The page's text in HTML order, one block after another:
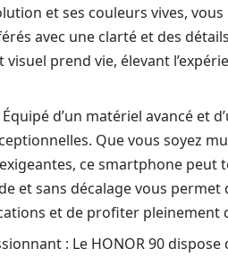
et ses couleurs vives,
avec une clarté et des
prend vie, élevant
d’un matériel avancé et
Que vous soyez
ce smartphone
et sans décalage vous
et de profiter
: Le HONOR 90